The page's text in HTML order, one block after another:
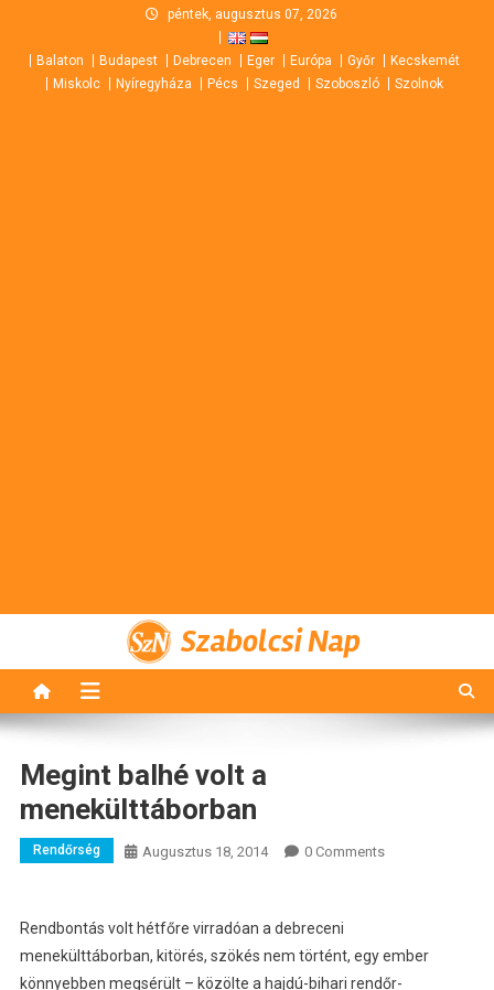
content
péntek, augusztus 07, 2026
Balaton Budapest Debrecen Eger Európa Győr
Kecskemét
Miskolc
Nyíregyháza Pécs Szeged Szoboszló Szolnok
Szabolcsi Nap
Megint balhé volt a
menekülttáborban
Rendőrség Augusztus 18, 2014 0 Comments
Rendbontás volt hétfőre virradóan a debreceni
menekülttáborban, kitörés, szökés nem történt, egy ember
könnyebben megsérült – közölte a hajdú-bihari rendőr-